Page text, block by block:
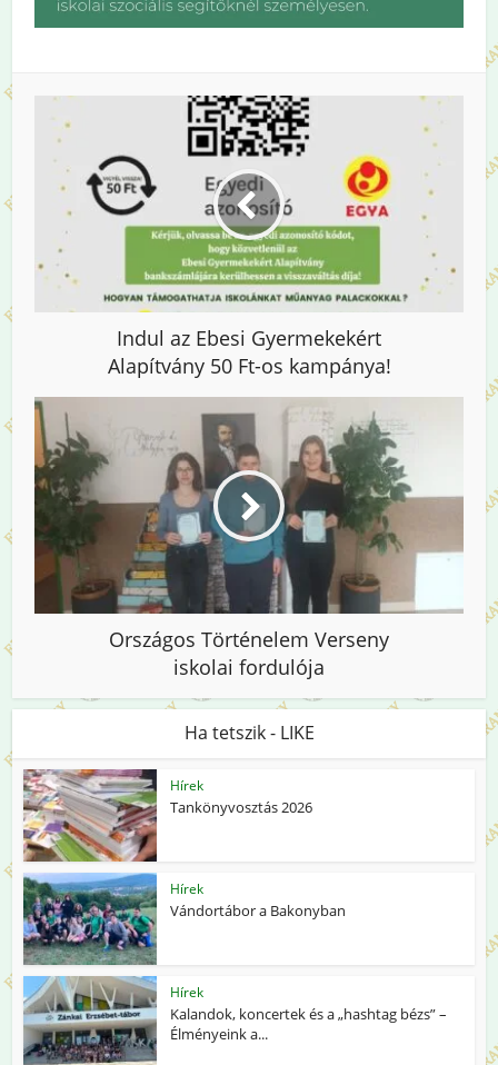
Indul az Ebesi Gyermekekért
Alapítvány 50 Ft-os kampánya!
Országos Történelem Verseny
iskolai fordulója
Ha tetszik - LIKE
Hírek
Tankönyvosztás 2026
Hírek
Vándortábor a Bakonyban
Hírek
Kalandok, koncertek és a „hashtag bézs” –
Élményeink a...